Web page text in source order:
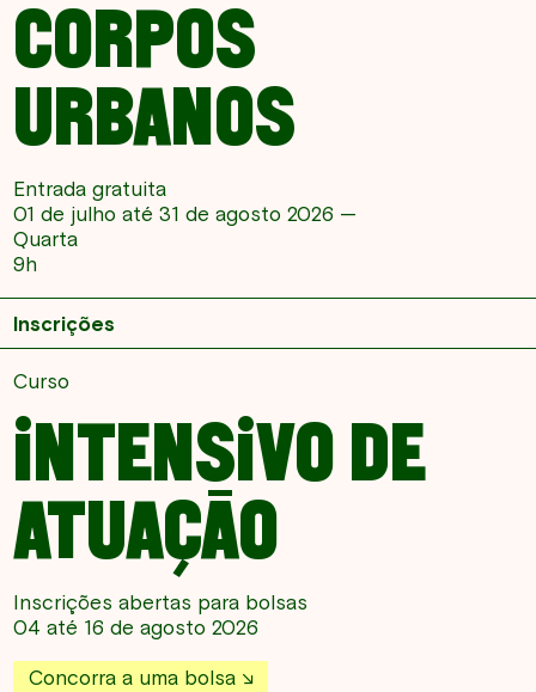
Inscrições
Curso
INTENSIVO DE
ATUAÇÃO
Inscrições abertas para bolsas
04 até 16 de agosto 2026
Concorra a uma bolsa
CORPOS
URBANOS
Entrada gratuita
01 de julho até 31 de agosto 2026 —
Quarta
9h